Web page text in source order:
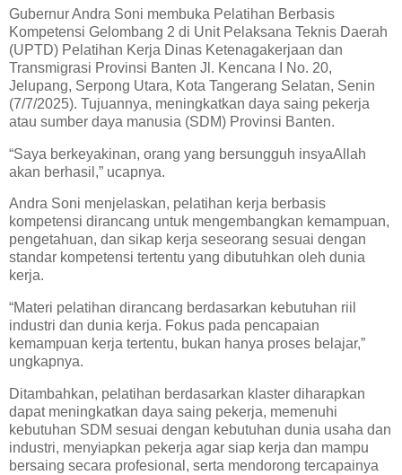
Gubernur Andra Soni membuka Pelatihan Berbasis
Kompetensi Gelombang 2 di Unit Pelaksana Teknis Daerah
(UPTD) Pelatihan Kerja Dinas Ketenagakerjaan dan
Transmigrasi Provinsi Banten Jl. Kencana I No. 20,
Jelupang, Serpong Utara, Kota Tangerang Selatan, Senin
(7/7/2025). Tujuannya, meningkatkan daya saing pekerja
atau sumber daya manusia (SDM) Provinsi Banten.
“Saya berkeyakinan, orang yang bersungguh insyaAllah
akan berhasil,” ucapnya.
Andra Soni menjelaskan, pelatihan kerja berbasis
kompetensi dirancang untuk mengembangkan kemampuan,
pengetahuan, dan sikap kerja seseorang sesuai dengan
standar kompetensi tertentu yang dibutuhkan oleh dunia
kerja.
“Materi pelatihan dirancang berdasarkan kebutuhan riil
industri dan dunia kerja. Fokus pada pencapaian
kemampuan kerja tertentu, bukan hanya proses belajar,”
ungkapnya.
Ditambahkan, pelatihan berdasarkan klaster diharapkan
dapat meningkatkan daya saing pekerja, memenuhi
kebutuhan SDM sesuai dengan kebutuhan dunia usaha dan
industri, menyiapkan pekerja agar siap kerja dan mampu
bersaing secara profesional, serta mendorong tercapainya